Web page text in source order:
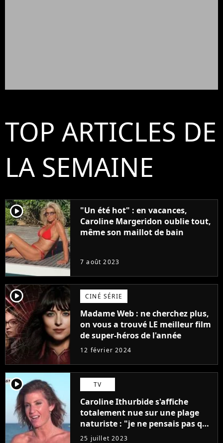
TOP ARTICLES DE
LA SEMAINE
player2
"Un été hot" : en vacances,
Caroline Margeridon oublie tout,
même son maillot de bain
7 août 2023
player2 CINÉ SÉRIE
Madame Web : ne cherchez plus,
on vous a trouvé LE meilleur film
de super-héros de l'année
12 février 2024
player2 TV
Caroline Ithurbide s'affiche
totalement nue sur une plage
naturiste : "je ne pensais pas que
j'arriverais à le faire..."
25 juillet 2023